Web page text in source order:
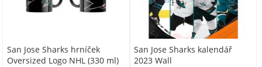
San Jose Sharks hrníček
Oversized Logo NHL (330 ml)
San Jose Sharks kalendář
2023 Wall